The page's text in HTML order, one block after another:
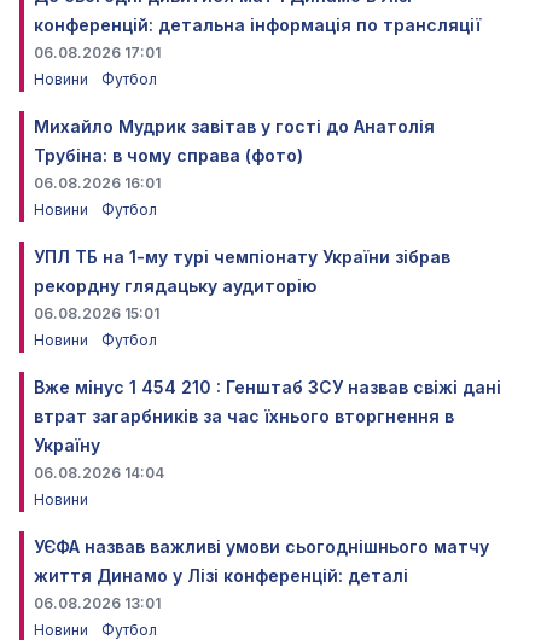
конференцій: детальна інформація по трансляції
06.08.2026 17:01
Новини
Футбол
Михайло Мудрик завітав у гості до Анатолія
Трубіна: в чому справа (фото)
06.08.2026 16:01
Новини
Футбол
УПЛ ТБ на 1-му турі чемпіонату України зібрав
рекордну глядацьку аудиторію
06.08.2026 15:01
Новини
Футбол
Вже мінус 1 454 210 : Генштаб ЗСУ назвав свіжі дані
втрат загарбників за час їхнього вторгнення в
Україну
06.08.2026 14:04
Новини
УЄФА назвав важливі умови сьогоднішнього матчу
життя Динамо у Лізі конференцій: деталі
06.08.2026 13:01
Новини
Футбол